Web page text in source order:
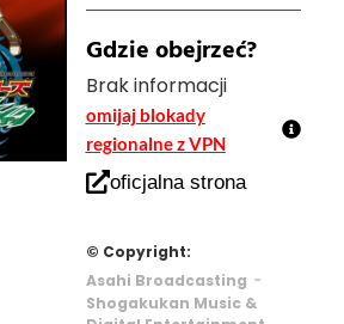
Gdzie obejrzeć?
Brak informacji
omijaj blokady
regionalne z VPN
oficjalna strona
© Copyright:
Asahi Broadcasting -
Shogakukan Music &